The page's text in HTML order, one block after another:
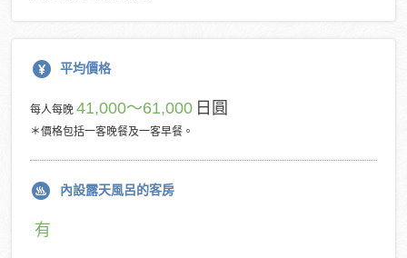
平均價格
每人每晚41,000～61,000 日圓
＊價格包括一客晚餐及一客早餐。
內設露天風呂的客房
有